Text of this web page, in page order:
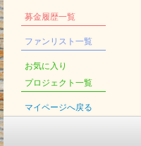
募金履歴一覧
ファンリスト一覧
お気に入り
プロジェクト一覧
マイページへ戻る